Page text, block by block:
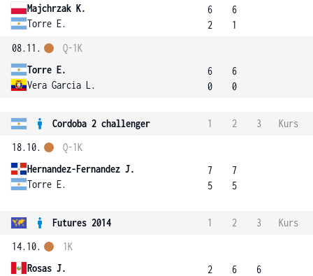
Majchrzak K.
Torre E.
6
2
6
1
08.11.
Torre E.
Vera Garcia L.
Q-1K
6
0
6
0
Cordoba 2 challenger 1 2 3
Kurs
18.10.
Hernandez-Fernandez J.
Torre E.
Q-1K
7
5
7
5
Futures 2014 1 2 3
Kurs
14.10.
Rosas J.
1K
2
6
6